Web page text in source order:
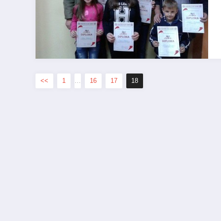
<< 1 16 17 18